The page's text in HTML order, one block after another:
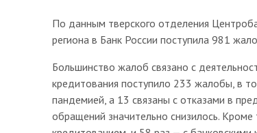
По данным тверского отделения
региона в Банк России поступила 981
Большинство жалоб связано с
кредитования поступило 233 жалобы, в
пандемией, а 13 связаны с отказами в
обращений значительно снизилось.